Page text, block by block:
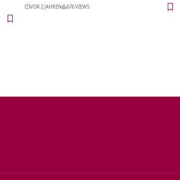
VOR 2 JAHREN 676 VIEWS